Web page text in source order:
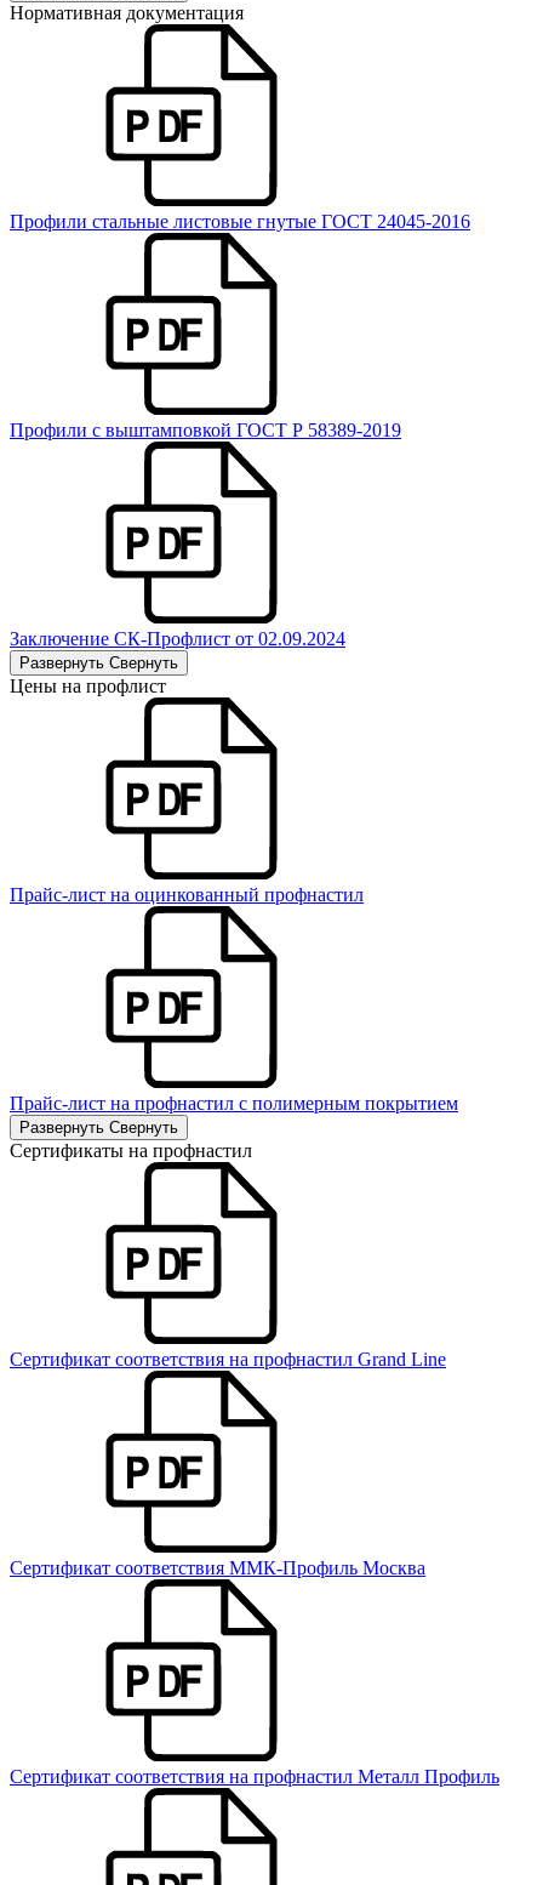
Нормативная документация
Профили стальные листовые гнутые ГОСТ 24045-2016
Профили с выштамповкой ГОСТ Р 58389-2019
Заключение СК-Профлист от 02.09.2024
Развернуть Свернуть
Цены на профлист
Прайс-лист на оцинкованный профнастил
Прайс-лист на профнастил с полимерным покрытием
Развернуть Свернуть
Сертификаты на профнастил
Сертификат соответствия на профнастил Grand Line
Сертификат соответствия ММК-Профиль Москва
Сертификат соответствия на профнастил Металл Профиль